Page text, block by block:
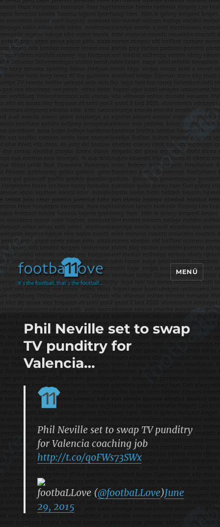
footbaLLove
MENÜ
Phil Neville set to swap
TV punditry for
Valencia…
Phil Neville set to swap TV punditry
for Valencia coaching job
http://t.co/qoFWs73SWx
footbaLLove (@footbaLLove)June
29, 2015